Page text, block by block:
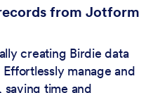
from Jotform
creating Birdie data
manage and
time and